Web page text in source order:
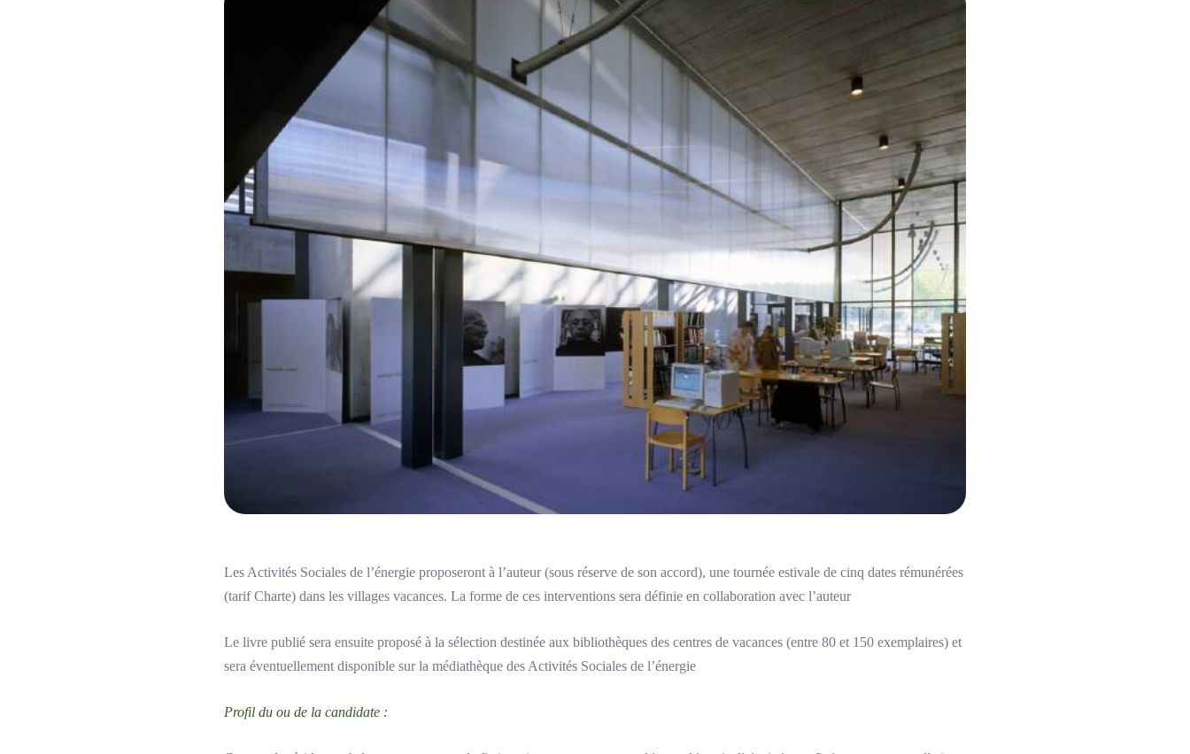
Les Activités Sociales de l’énergie proposeront à l’auteur (sous réserve de son accord), une tournée estivale de cinq dates rémunérées
(tarif Charte) dans les villages vacances. La forme de ces interventions sera définie en collaboration avec l’auteur
Le livre publié sera ensuite proposé à la sélection destinée aux bibliothèques des centres de vacances (entre 80 et 150 exemplaires) et
sera éventuellement disponible sur la médiathèque des Activités Sociales de l’énergie
Profil du ou de la candidate :